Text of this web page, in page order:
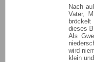
Nach
Vater,
dieses
Als
wird
klein